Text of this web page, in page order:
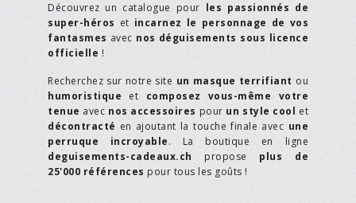
Découvrez un catalogue pour les passionnés de
super-héros et incarnez le personnage de vos
fantasmes avec nos déguisements sous licence
officielle !
Recherchez sur notre site un masque terrifiant ou
humoristique et composez vous-même votre
tenue avec nos accessoires pour un style cool et
décontracté en ajoutant la touche finale avec une
perruque incroyable. La boutique en ligne
deguisements-cadeaux.ch propose plus de
25'000 références pour tous les goûts !